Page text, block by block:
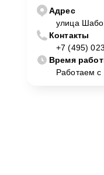
Адрес
улица
Контакты
+7 (495)
Время
Работаем